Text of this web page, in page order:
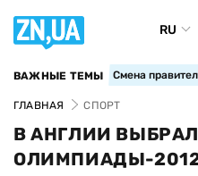
RU
ВАЖНЫЕ ТЕМЫ Смена
ГЛАВНАЯ СПОРТ
В АНГЛИИ
ОЛИМПИАДЫ-